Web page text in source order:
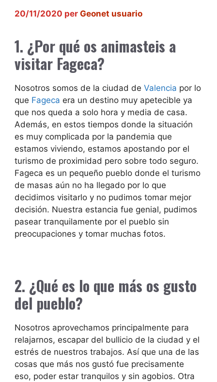
20/11/2020 per Geonet usuario
1. ¿Por qué os animasteis a
visitar Fageca?
Nosotros somos de la ciudad de Valencia por lo
que Fageca era un destino muy apetecible ya
que nos queda a solo hora y media de casa.
Además, en estos tiempos donde la situación
es muy complicada por la pandemia que
estamos viviendo, estamos apostando por el
turismo de proximidad pero sobre todo seguro.
Fageca es un pequeño pueblo donde el turismo
de masas aún no ha llegado por lo que
decidimos visitarlo y no pudimos tomar mejor
decisión. Nuestra estancia fue genial, pudimos
pasear tranquilamente por el pueblo sin
preocupaciones y tomar muchas fotos.
2. ¿Qué es lo que más os gusto
del pueblo?
Nosotros aprovechamos principalmente para
relajarnos, escapar del bullicio de la ciudad y el
estrés de nuestros trabajos. Así que una de las
cosas que más nos gustó fue precisamente
eso, poder estar tranquilos y sin agobios. Otra